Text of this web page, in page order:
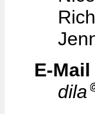
E-Mail
dila